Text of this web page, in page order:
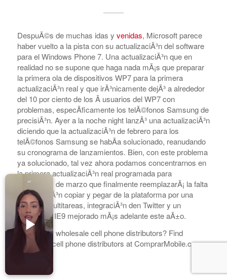
DespuÃ©s de muchas idas y venidas, Microsoft parece
haber vuelto a la pista con su actualizaciÃ³n del software
para el Windows Phone 7. Una actualizaciÃ³n que en
realidad no se supone que haga nada mÃ¡s que preparar
la primera ola de dispositivos WP7 para la primera
actualizaciÃ³n real y que irÃ³nicamente dejÃ³ a alrededor
del 10 por ciento de los Â usuarios del WP7 con
problemas, especÃ­ficamente los telÃ©fonos Samsung de
precisiÃ³n. Ayer a la noche night lanzÃ³ una actualizaciÃ³n
diciendo que la actualizaciÃ³n de febrero para los
telÃ©fonos Samsung se habÃ­a solucionado, reanudando
su cronograma de lanzamientos. Bien, con este problema
ya solucionado, tal vez ahora podamos concentrarnos en
la primera actualizaciÃ³n real programada para
comienzos de marzo que finalmente reemplazarÃ¡ la falta
de la funciÃ³n copiar y pegar de la plataforma por una
funciÃ³n multitareas, integraciÃ³n den Twitter y un
navegador IE9 mejorado mÃ¡s adelante este aÃ±o.
Looking for wholesale cell phone distributors? Find
wholesale cell phone distributors at ComprarMobile.com
Celulares
Accesorios para Celulares
Computadoras
Tablets
Tecnologia Ponible
Entretenimiento en casa: TV, Flujo de medios
Realidad Virtual
Videojuegos
Reciba Ofertas
© Copyright - Comprar Magazine | website & SEO bygravityGone